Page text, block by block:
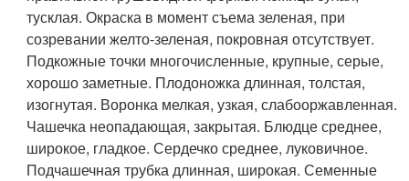
тусклая. Окраска в момент съема зеленая, при
созревании желто-зеленая, покровная отсутствует.
Подкожные точки многочисленные, крупные, серые,
хорошо заметные. Плодоножка длинная, толстая,
изогнутая. Воронка мелкая, узкая, слабооржавленная.
Чашечка неопадающая, закрытая. Блюдце среднее,
широкое, гладкое. Сердечко среднее, луковичное.
Подчашечная трубка длинная, широкая. Семенные